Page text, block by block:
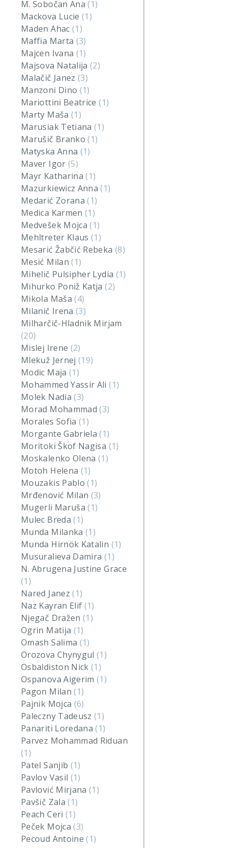
M. Sobočan Ana(1)
Mackova Lucie(1)
Maden Ahac (1)
Maffia Marta (3)
Majcen Ivana (1)
Majsova Natalija(2)
Malačič Janez(3)
Manzoni Dino (1)
Mariottini Beatrice(1)
Marty Maša (1)
Marusiak Tetiana(1)
Marušič Branko(1)
Matyska Anna (1)
Maver Igor (5)
Mayr Katharina(1)
Mazurkiewicz Anna(1)
Medarić Zorana(1)
Medica Karmen(1)
Medvešek Mojca(1)
Mehltreter Klaus(1)
Mesarić Žabčić Rebeka (8)
Mesić Milan(1)
Mihelič Pulsipher Lydia (1)
Mihurko Poniž Katja(2)
Mikola Maša(4)
Milanič Irena(3)
Milharčič-Hladnik Mirjam
(20)
Mislej Irene (2)
Mlekuž Jernej(19)
Modic Maja (1)
Mohammed Yassir Ali(1)
Molek Nadia(3)
Morad Mohammad(3)
Morales Sofia(1)
Morgante Gabriela(1)
Moritoki Škof Nagisa (1)
Moskalenko Olena(1)
Motoh Helena (1)
Mouzakis Pablo(1)
Mrđenović Milan (3)
Mugerli Maruša(1)
Mulec Breda(1)
Munda Milanka(1)
Munda Hirnök Katalin (1)
Musuralieva Damira (1)
N. Abrugena Justine Grace
(1)
Nared Janez(1)
Naz Kayran Elif (1)
Njegač Dražen(1)
Ogrin Matija (1)
Omash Salima (1)
Orozova Chynygul(1)
Osbaldiston Nick(1)
Ospanova Aigerim(1)
Pagon Milan(1)
Pajnik Mojca (6)
Paleczny Tadeusz(1)
Panariti Loredana(1)
Parvez Mohammad Riduan
(1)
Patel Sanjib (1)
Pavlov Vasil (1)
Pavlović Mirjana(1)
Pavšič Zala(1)
Peach Ceri (1)
Peček Mojca(3)
Pecoud Antoine(1)